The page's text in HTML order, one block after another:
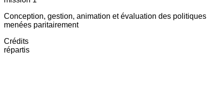
Conception, gestion, animation et évaluation des politiques
menées paritairement
Crédits
répartis